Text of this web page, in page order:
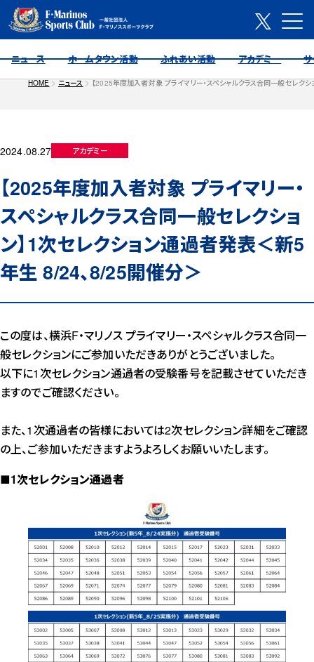
ニュース ホームタウン活動 ふれあい活動 アカデミー
HOME ニュース 【2025年度加入者対象 プライマリー・スペシャルクラス合同一般セレ
2024.08.27 アカデミー
【2025年度加入者対象 プライマリー・
スペシャルクラス合同一般セレクショ
ン】1次セレクション通過者発表＜新5
年生 8/24、8/25開催分＞
この度は、横浜F・マリノス プライマリー・スペシャルクラス合同一
般セレクションにご参加いただきありがとうございました。
以下に1次セレクション通過者の受験番号を記載させていただき
ますのでご確認ください。
また、1次通過者の皆様においては2次セレクション詳細をご確認
の上、ご参加いただきますようよろしくお願いいたします。
■1次セレクション通過者